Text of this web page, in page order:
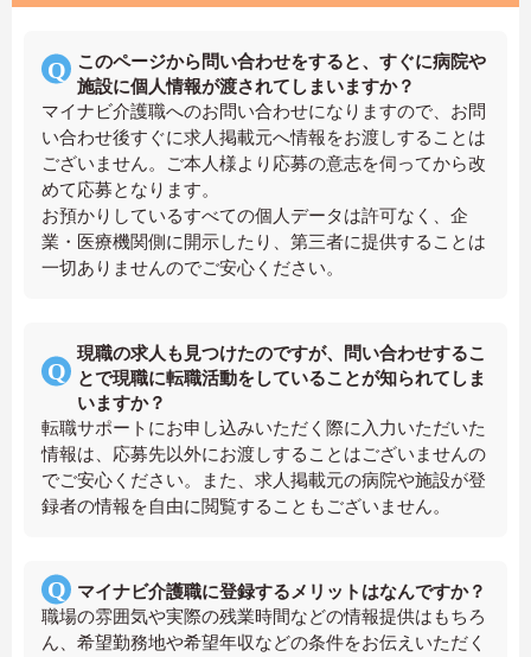
このページから問い合わせをすると、すぐに病院や
施設に個人情報が渡されてしまいますか？
マイナビ介護職へのお問い合わせになりますので、お問
い合わせ後すぐに求人掲載元へ情報をお渡しすることは
ございません。ご本人様より応募の意志を伺ってから改
めて応募となります。
お預かりしているすべての個人データは許可なく、企
業・医療機関側に開示したり、第三者に提供することは
一切ありませんのでご安心ください。
現職の求人も見つけたのですが、問い合わせするこ
とで現職に転職活動をしていることが知られてしま
いますか？
転職サポートにお申し込みいただく際に入力いただいた
情報は、応募先以外にお渡しすることはございませんの
でご安心ください。また、求人掲載元の病院や施設が登
録者の情報を自由に閲覧することもございません。
マイナビ介護職に登録するメリットはなんですか？
職場の雰囲気や実際の残業時間などの情報提供はもちろ
ん、希望勤務地や希望年収などの条件をお伝えいただく